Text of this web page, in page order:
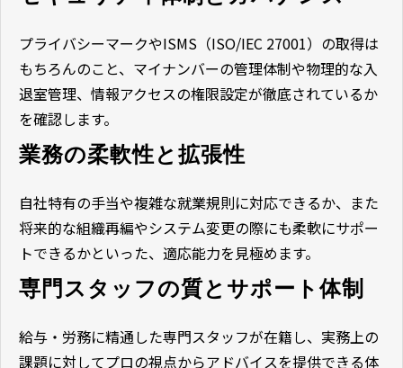
プライバシーマークやISMS（ISO/IEC 27001）の取得は
もちろんのこと、マイナンバーの管理体制や物理的な入
退室管理、情報アクセスの権限設定が徹底されているか
を確認します。
業務の柔軟性と拡張性
自社特有の手当や複雑な就業規則に対応できるか、また
将来的な組織再編やシステム変更の際にも柔軟にサポー
トできるかといった、適応能力を見極めます。
専門スタッフの質とサポート体制
給与・労務に精通した専門スタッフが在籍し、実務上の
課題に対してプロの視点からアドバイスを提供できる体